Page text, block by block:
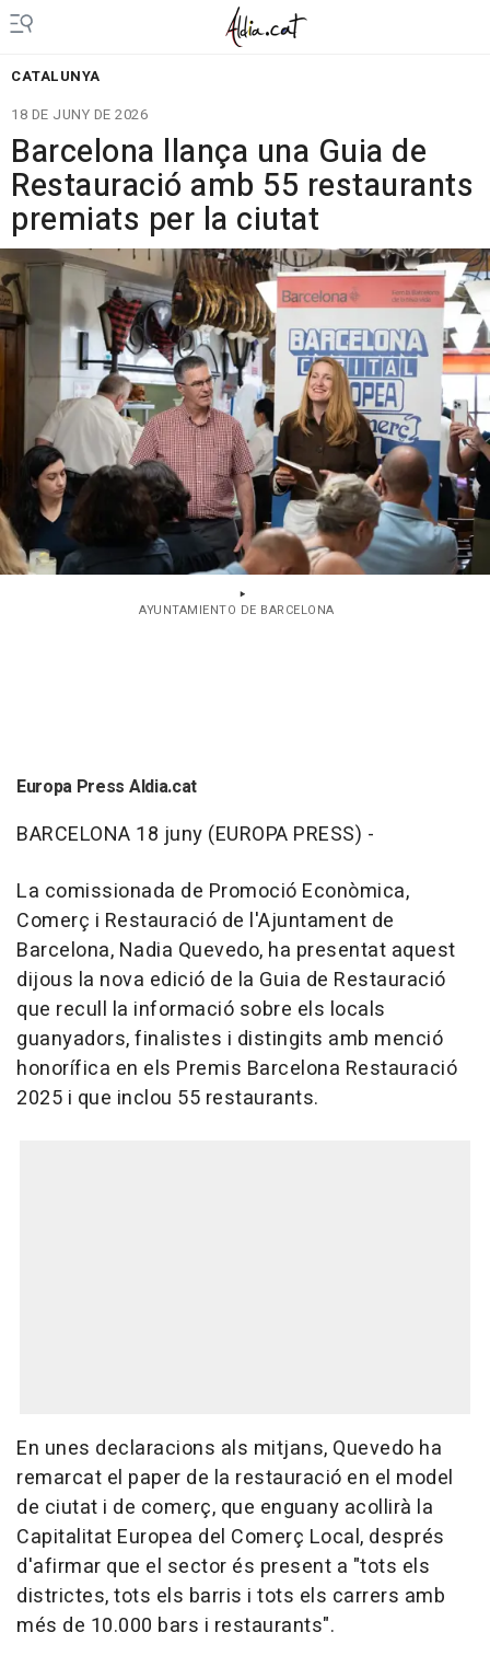
CATALUNYA
18 DE JUNY DE 2026
Barcelona llança una Guia de
Restauració amb 55 restaurants
premiats per la ciutat
AYUNTAMIENTO DE BARCELONA
Europa Press Aldia.cat
BARCELONA 18 juny (EUROPA PRESS) -
La comissionada de Promoció Econòmica,
Comerç i Restauració de l'Ajuntament de
Barcelona, Nadia Quevedo, ha presentat aquest
dijous la nova edició de la Guia de Restauració
que recull la informació sobre els locals
guanyadors, finalistes i distingits amb menció
honorífica en els Premis Barcelona Restauració
2025 i que inclou 55 restaurants.
En unes declaracions als mitjans, Quevedo ha
remarcat el paper de la restauració en el model
de ciutat i de comerç, que enguany acollirà la
Capitalitat Europea del Comerç Local, després
d'afirmar que el sector és present a "tots els
districtes, tots els barris i tots els carrers amb
més de 10.000 bars i restaurants".